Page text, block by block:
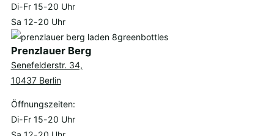
Di-Fr 15-20 Uhr
Sa 12-20 Uhr
Prenzlauer Berg
Senefelderstr. 34,
10437 Berlin
Öffnungszeiten:
Di-Fr 15-20 Uhr